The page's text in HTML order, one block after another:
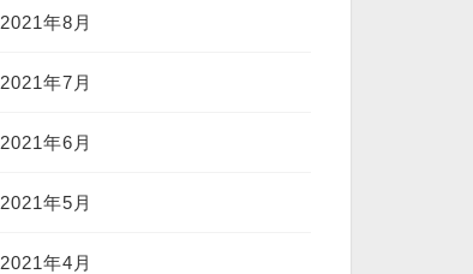
2021年8月
2021年7月
2021年6月
2021年5月
2021年4月